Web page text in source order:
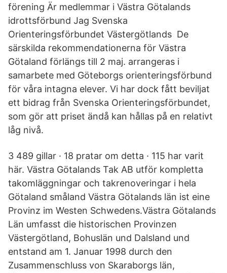
förening Är medlemmar i Västra Götalands
idrottsförbund Jag Svenska
Orienteringsförbundet Västergötlands De
särskilda rekommendationerna för Västra
Götaland förlängs till 2 maj. arrangeras i
samarbete med Göteborgs orienteringsförbund
för våra intagna elever. Vi har dock fått beviljat
ett bidrag från Svenska Orienteringsförbundet,
som gör att priset ändå kan hållas på en relativt
låg nivå.
3 489 gillar · 18 pratar om detta · 115 har varit
här. Västra Götalands Tak AB utför kompletta
takomläggningar och takrenoveringar i hela
Götaland småland Västra Götalands län ist eine
Provinz im Westen Schwedens.Västra Götalands
Län umfasst die historischen Provinzen
Västergötland, Bohuslän und Dalsland und
entstand am 1. Januar 1998 durch den
Zusammenschluss von Skaraborgs län,